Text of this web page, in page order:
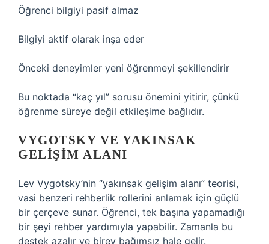
Öğrenci bilgiyi pasif almaz
Bilgiyi aktif olarak inşa eder
Önceki deneyimler yeni öğrenmeyi şekillendirir
Bu noktada “kaç yıl” sorusu önemini yitirir, çünkü
öğrenme süreye değil etkileşime bağlıdır.
VYGOTSKY VE YAKINSAK
GELIŞIM ALANI
Lev Vygotsky’nin “yakınsak gelişim alanı” teorisi,
vasi benzeri rehberlik rollerini anlamak için güçlü
bir çerçeve sunar. Öğrenci, tek başına yapamadığı
bir şeyi rehber yardımıyla yapabilir. Zamanla bu
destek azalır ve birey bağımsız hale gelir.